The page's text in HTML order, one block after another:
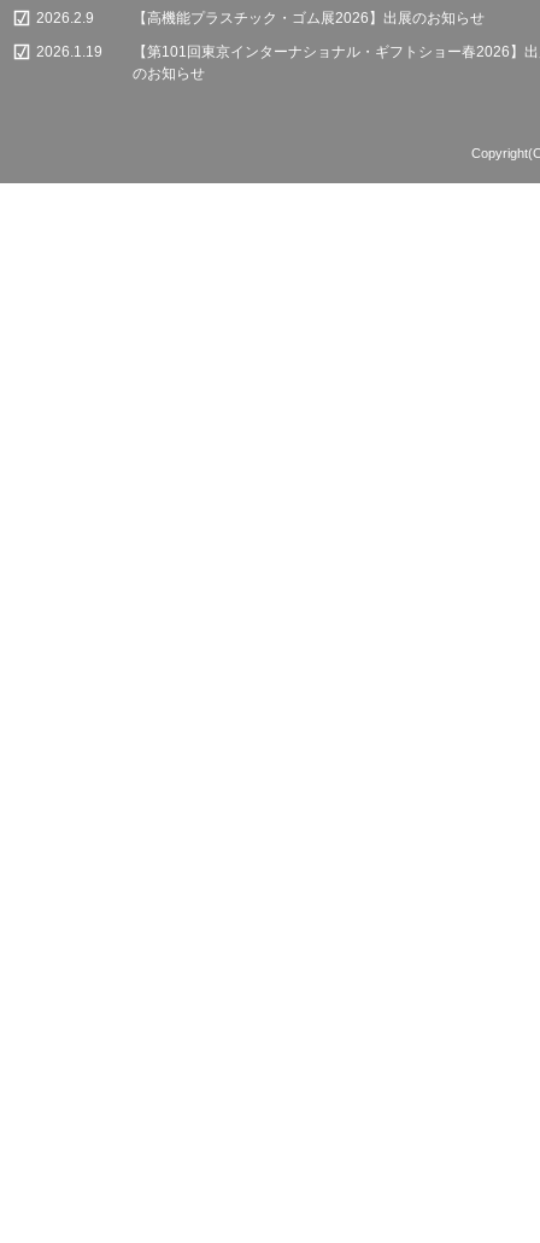
2026.2.9
【高機能プラスチック・ゴム展2026】出展のお知らせ
2026.1.19
【第101回東京インターナショナル・ギフトショー春2026】
のお知らせ